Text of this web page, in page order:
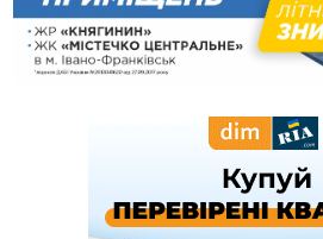
спостережень
12:24
Лікування наркоманії Київ: чому
терапію якомога раніше
тисяч гривень у валюті, засудили
Податкова передасть в
чоловіків 18–60 років
Водійка, яку на Сухомлинського
відмовилася від обвинувачення —